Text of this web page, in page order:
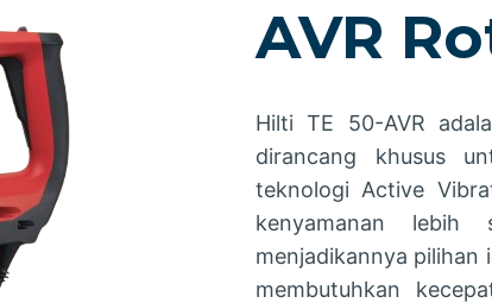
AVR
Hilti TE 50-AVR
dirancang khusus
teknologi Active
kenyamanan lebih
menjadikannya pilihan
membutuhkan